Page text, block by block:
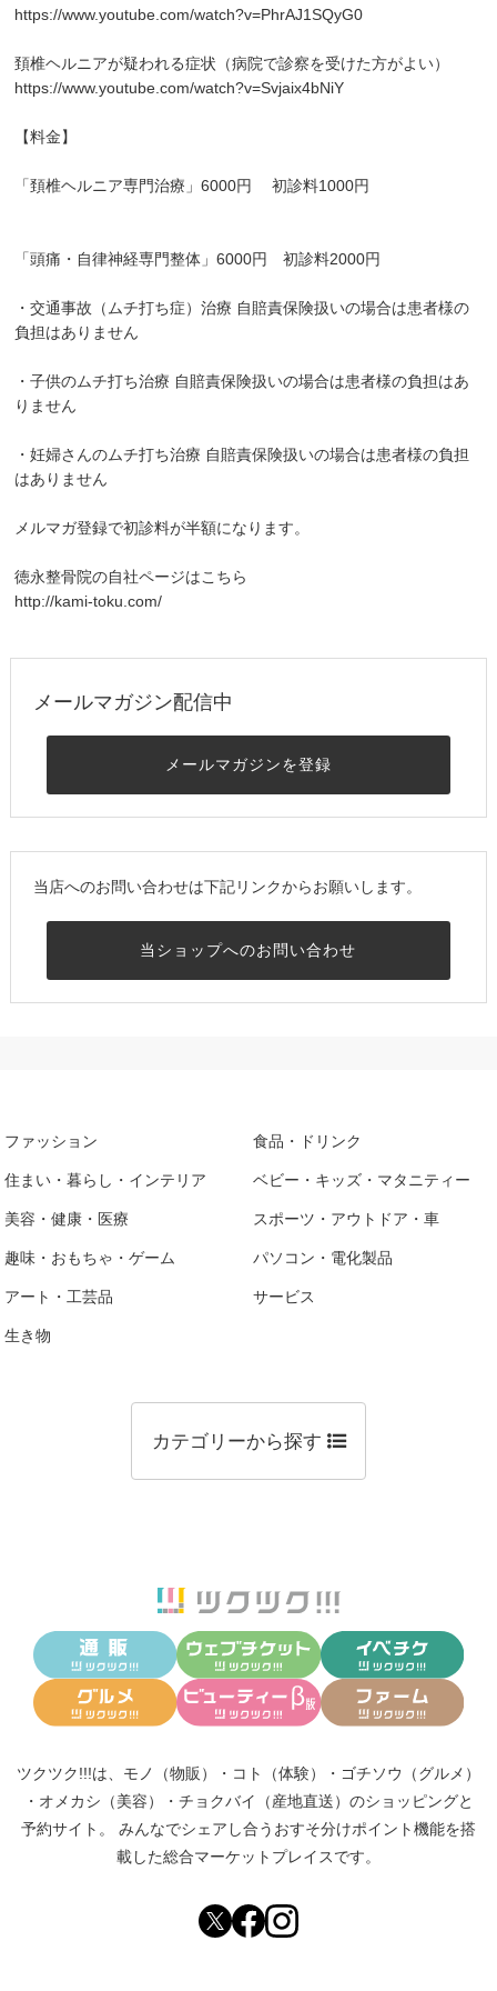
https://www.youtube.com/watch?v=PhrAJ1SQyG0
頚椎ヘルニアが疑われる症状（病院で診察を受けた方がよい）
https://www.youtube.com/watch?v=Svjaix4bNiY
【料金】
「頚椎ヘルニア専門治療」6000円 初診料1000円
「頭痛・自律神経専門整体」6000円 初診料2000円
・交通事故（ムチ打ち症）治療 自賠責保険扱いの場合は患者様の
負担はありません
・子供のムチ打ち治療 自賠責保険扱いの場合は患者様の負担はあ
りません
・妊婦さんのムチ打ち治療 自賠責保険扱いの場合は患者様の負担
はありません
メルマガ登録で初診料が半額になります。
徳永整骨院の自社ページはこちら
http://kami-toku.com/
メールマガジン配信中
メールマガジンを登録
当店へのお問い合わせは下記リンクからお願いします。
当ショップへのお問い合わせ
ファッション 食品・ドリンク
住まい・暮らし・インテリア ベビー・キッズ・マタニティー
美容・健康・医療 スポーツ・アウトドア・車
趣味・おもちゃ・ゲーム パソコン・電化製品
アート・工芸品 サービス
生き物
カテゴリーから探す
ツクツク!!!は、 モノ（物販） ・ コト（体験） ・ ゴチソウ（グルメ）
・ オメカシ（美容） ・ チョクバイ（産地直送） のショッピングと
予約サイト。
みんなでシェアし合う おすそ分けポイント機能を搭
載した総合マーケットプレイスです。